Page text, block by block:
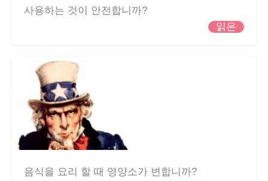
사용하는 것이 안전합니까?
읽은
음식을 요리 할 때 영양소가 변합니까?